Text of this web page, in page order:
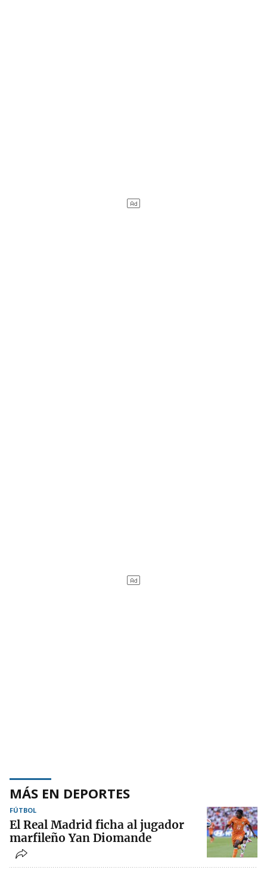
MÁS EN DEPORTES
FÚTBOL
El Real Madrid ficha al jugador
marfileño Yan Diomande